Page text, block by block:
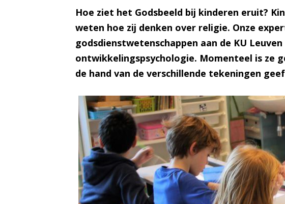
Hoe ziet het Godsbeeld bij kinderen eruit?
weten hoe zij denken over religie. Onze
godsdienstwetenschappen aan de KU
ontwikkelingspsychologie. Momenteel is ze
de hand van de verschillende tekeningen